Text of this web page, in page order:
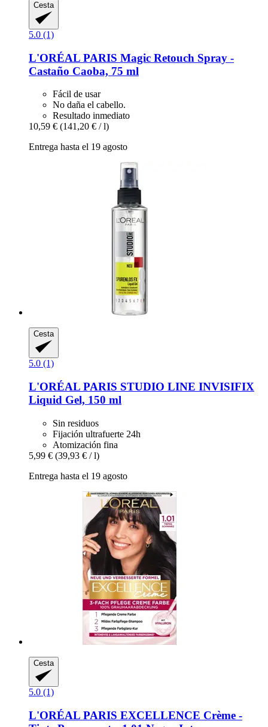
Cesta
5.0 (1)
L'ORÉAL PARIS Magic Retouch Spray -​
Castaño Caoba, 75 ml
Fácil de usar
No daña el cabello.
Resultado inmediato
10,59 € (141,20 € / l)
Entrega hasta el 19 agosto
Cesta
5.0 (1)
L'ORÉAL PARIS STUDIO LINE INVISIFIX
Liquid Gel, 150 ml
Sin residuos
Fijación ultrafuerte 24h
Atomización fina
5,99 € (39,93 € / l)
Entrega hasta el 19 agosto
Cesta
5.0 (1)
L'ORÉAL PARIS EXCELLENCE Crème -​